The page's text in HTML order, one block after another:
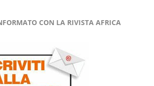
CON LA RIVISTA AFRICA